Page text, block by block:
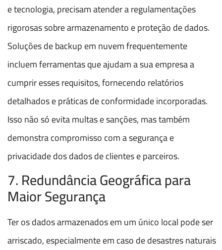
e tecnologia, precisam atender a regulamentações
rigorosas sobre armazenamento e proteção de dados.
Soluções de backup em nuvem frequentemente
incluem ferramentas que ajudam a sua empresa a
cumprir esses requisitos, fornecendo relatórios
detalhados e práticas de conformidade incorporadas.
Isso não só evita multas e sanções, mas também
demonstra compromisso com a segurança e
privacidade dos dados de clientes e parceiros.
7. Redundância Geográfica para
Maior Segurança
Ter os dados armazenados em um único local pode ser
arriscado, especialmente em caso de desastres naturais